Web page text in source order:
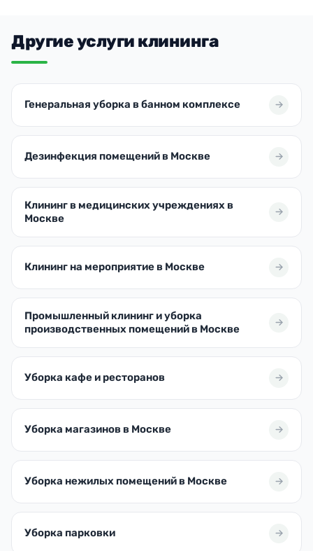
Другие услуги клининга
Генеральная уборка в банном комплексе
Дезинфекция помещений в Москве
Клининг в медицинских учреждениях в
Москве
Клининг на мероприятие в Москве
Промышленный клининг и уборка
производственных помещений в Москве
Уборка кафе и ресторанов
Уборка магазинов в Москве
Уборка нежилых помещений в Москве
Уборка парковки